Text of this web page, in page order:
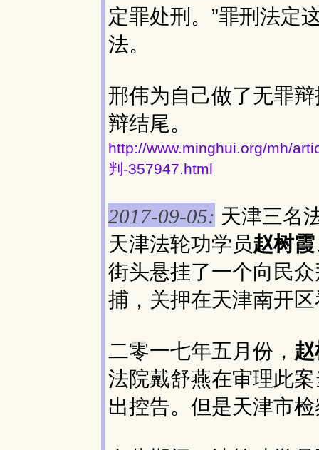
定罪处刑。”罪刑法定
法。
邢伟为自己做了无罪
辩结尾。
http://www.minghui.org/mh/
判-357947.html
2017-09-05: 天津三名
天津法轮功学员赵树霞
街头悬挂了一个向民
捕，关押在天津南开
二零一七年五月份，
法院戴舒燕在审理此
出控告。但是天津市